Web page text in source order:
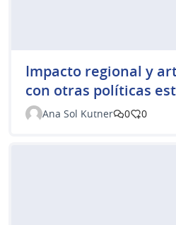
Impacto regional y
con otras políticas
Ana Sol Kutner
0 0